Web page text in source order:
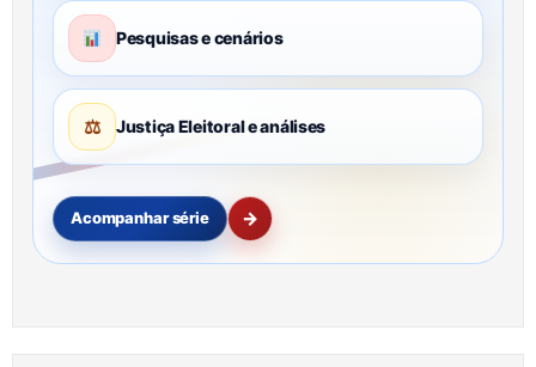
Pesquisas e cenários
⚖ Justiça Eleitoral e análises
Acompanhar série →